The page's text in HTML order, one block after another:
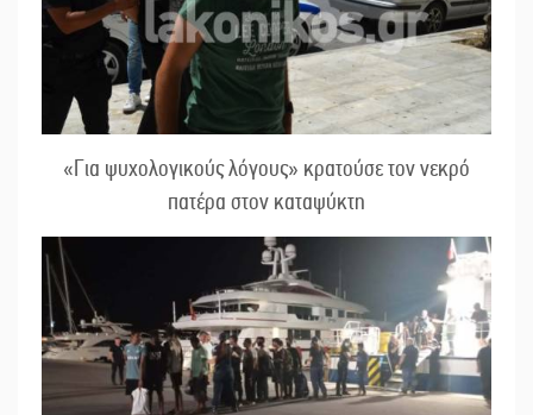
«Για ψυχολογικούς λόγους» κρατούσε τον νεκρό
πατέρα στον καταψύκτη